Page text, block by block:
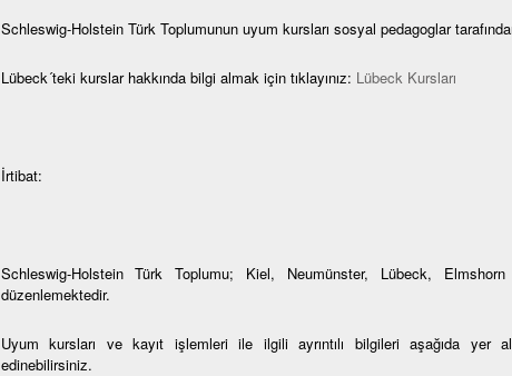
Schleswig-Holstein Türk Toplumunun uyum kursları sosyal pedagoglar
Lübeck´teki kurslar hakkında bilgi almak için tıklayınız: Lübeck Kursları
İrtibat:
Schleswig-Holstein Türk Toplumu; Kiel, Neumünster, Lübeck,
düzenlemektedir.
Uyum kursları ve kayıt işlemleri ile ilgili ayrıntılı bilgileri aşağıda yer
edinebilirsiniz.